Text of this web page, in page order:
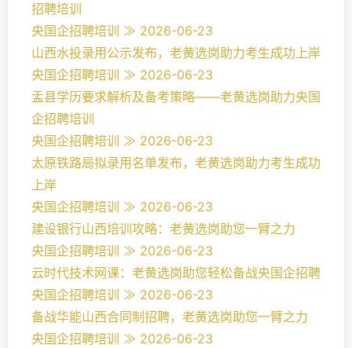
招聘培训
央国企招聘培训 ≫ 2026-06-23
山西水投录用公示发布，老黄选岗助力考生成功上岸
央国企招聘培训 ≫ 2026-06-23
盂县学历要求解析及备考策略——老黄选岗助力央国
企招聘培训
央国企招聘培训 ≫ 2026-06-23
太原铁路局拟录用名单发布，老黄选岗助力考生成功
上岸
央国企招聘培训 ≫ 2026-06-23
建设银行山西培训攻略：老黄选岗助您一臂之力
央国企招聘培训 ≫ 2026-06-23
云时代技术网课：老黄选岗助您轻松备战央国企招聘
央国企招聘培训 ≫ 2026-06-23
备战华能山西合同制招聘，老黄选岗助您一臂之力
央国企招聘培训 ≫ 2026-06-23